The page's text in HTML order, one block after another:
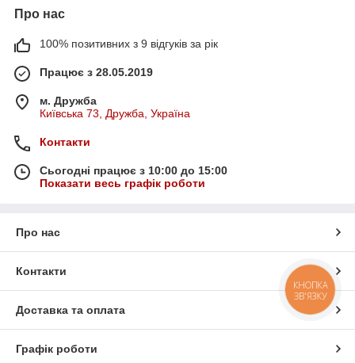
Про нас
100% позитивних з 9 відгуків за рік
Працює з 28.05.2019
м. Дружба
Київська 73, Дружба, Україна
Контакти
Сьогодні працює з 10:00 до 15:00
Показати весь графік роботи
Про нас
Контакти
Доставка та оплата
Графік роботи
КНОПКА
ЗВ'ЯЗКУ